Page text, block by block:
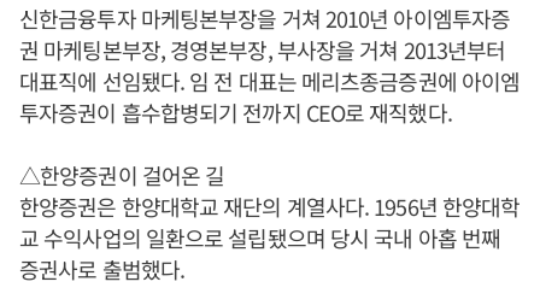
신한금융투자 마케팅본부장을 거쳐 2010년 아이엠투자증
권 마케팅본부장, 경영본부장, 부사장을 거쳐 2013년부터
대표직에 선임됐다. 임 전 대표는 메리츠종금증권에 아이엠
투자증권이 흡수합병되기 전까지 CEO로 재직했다.
△한양증권이 걸어온 길
한양증권은 한양대학교 재단의 계열사다. 1956년 한양대학
교 수익사업의 일환으로 설립됐으며 당시 국내 아홉 번째
증권사로 출범했다.